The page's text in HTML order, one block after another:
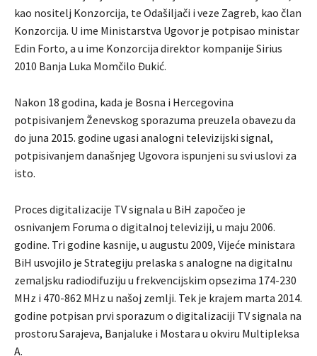
kao nositelj Konzorcija, te Odašiljači i veze Zagreb, kao član
Konzorcija. U ime Ministarstva Ugovor je potpisao ministar
Edin Forto, a u ime Konzorcija direktor kompanije Sirius
2010 Banja Luka Momčilo Đukić.
Nakon 18 godina, kada je Bosna i Hercegovina
potpisivanjem Ženevskog sporazuma preuzela obavezu da
do juna 2015. godine ugasi analogni televizijski signal,
potpisivanjem današnjeg Ugovora ispunjeni su svi uslovi za
isto.
Proces digitalizacije TV signala u BiH započeo je
osnivanjem Foruma o digitalnoj televiziji, u maju 2006.
godine. Tri godine kasnije, u augustu 2009, Vijeće ministara
BiH usvojilo je Strategiju prelaska s analogne na digitalnu
zemaljsku radiodifuziju u frekvencijskim opsezima 174-230
MHz i 470-862 MHz u našoj zemlji. Tek je krajem marta 2014.
godine potpisan prvi sporazum o digitalizaciji TV signala na
prostoru Sarajeva, Banjaluke i Mostara u okviru Multipleksa
A.